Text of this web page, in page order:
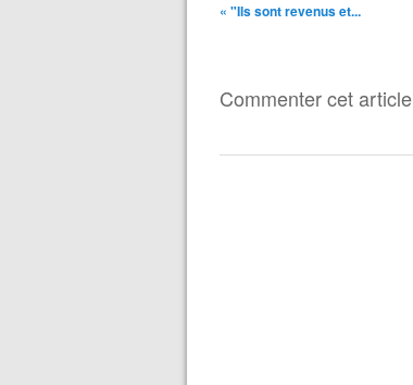
« "Ils sont revenus et...
Commenter cet article